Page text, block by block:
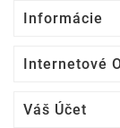
Informácie
Internetové
Váš Účet